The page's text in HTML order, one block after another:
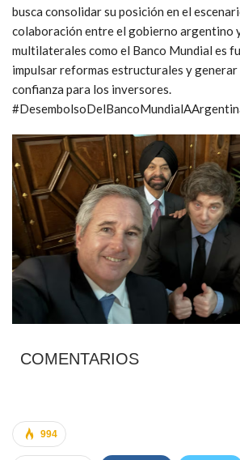
busca consolidar su posición en el
colaboración entre el gobierno argentino
multilaterales como el Banco Mundial es
impulsar reformas estructurales y generar
confianza para los inversores.
COMENTARIOS
994